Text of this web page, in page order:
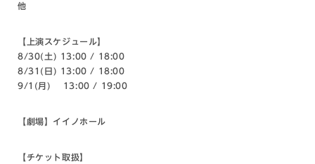
他
【上演スケジュール】
8/30(土) 13:00 / 18:00
8/31(日) 13:00 / 18:00
9/1(月) 13:00 / 19:00
【劇場】イイノホール
【チケット取扱】